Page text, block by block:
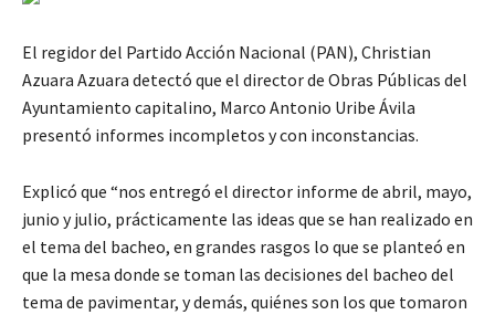
El regidor del Partido Acción Nacional (PAN), Christian
Azuara Azuara detectó que el director de Obras Públicas del
Ayuntamiento capitalino, Marco Antonio Uribe Ávila
presentó informes incompletos y con inconstancias.
Explicó que “nos entregó el director informe de abril, mayo,
junio y julio, prácticamente las ideas que se han realizado en
el tema del bacheo, en grandes rasgos lo que se planteó en
que la mesa donde se toman las decisiones del bacheo del
tema de pavimentar, y demás, quiénes son los que tomaron